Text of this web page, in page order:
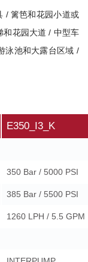
/ 篱笆和花园小道或
和花园大道 / 中型车
泳池和大露台区域 /
E350_I3_K
350 Bar / 5000 PSI
385 Bar / 5500 PSI
1260 LPH / 5.5 GPM